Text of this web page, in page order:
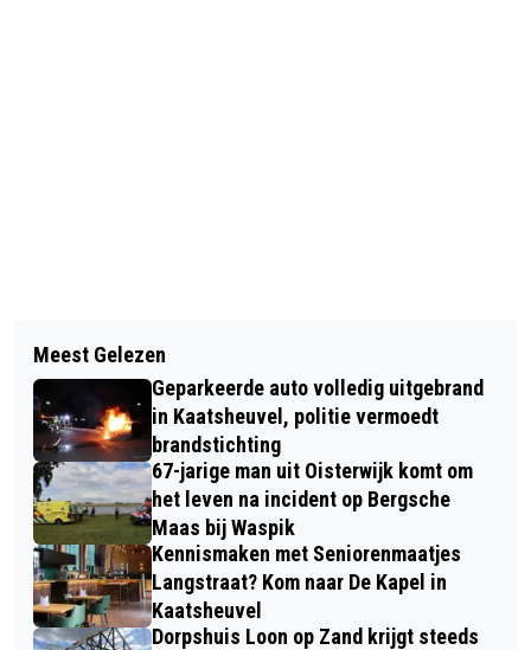
MAX ZOEKT EEN NIEUWE BAAS
EENZIJDIG ONGEVAL KAATSHEUVEL,
AUTO IN DE SLOOT
Meest Gelezen
Geparkeerde auto volledig uitgebrand
in Kaatsheuvel, politie vermoedt
brandstichting
67-jarige man uit Oisterwijk komt om
het leven na incident op Bergsche
Maas bij Waspik
Kennismaken met Seniorenmaatjes
Langstraat? Kom naar De Kapel in
Kaatsheuvel
Dorpshuis Loon op Zand krijgt steeds